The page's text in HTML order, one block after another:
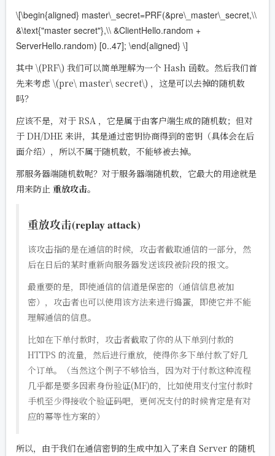
\[\begin{aligned} master\_secret=PRF(&pre\_master\_secret,\\
&\text{"master secret"},\\ &ClientHello.random +
ServerHello.random) [0..47]; \end{aligned} \]
其中 \(PRF\) 我们可以简单理解为一个 Hash 函数。然后我们首
先来考虑 \(pre\ master\ secret\) ，这是可以去掉的随机数
吗？
应该不是，对于 RSA ，它是属于由客户端生成的随机数；但对
于 DH/DHE 来讲，其是通过密钥协商得到的密钥（具体会在后
面介绍），所以不属于随机数，不能够被去掉。
那服务器端随机数呢？对于服务器端随机数，它最大的用途就是
用来防止 重放攻击。
重放攻击(replay attack)
该攻击指的是在通信的时候，攻击者截取通信的一部分，然
后在日后的某时重新向服务器发送该段被阶段的报文。
最重要的是，即使通信的信道是保密的（通信信息被加
密），攻击者也可以使用该方法来进行捣蛋，即使它并不能
理解通信的信息。
比如在下单付款时，攻击者截取了你的从下单到付款的
HTTPS 的流量，然后进行重放，使得你多下单付款了好几
个订单。（当然这个例子不够恰当，因为对于付款这种流程
几乎都是要多因素身份验证(MF)的，比如使用支付宝付款时
手机至少得接收个验证码吧，更何况支付的时候肯定是有对
应的幂等性方案的）
所以，由于我们在通信密钥的生成中加入了来自 Server 的随机